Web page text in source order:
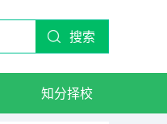
搜索
知分择校